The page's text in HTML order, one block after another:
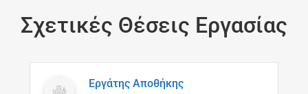
Σχετικές Θέσεις Εργασίας
Εργάτης Αποθήκης